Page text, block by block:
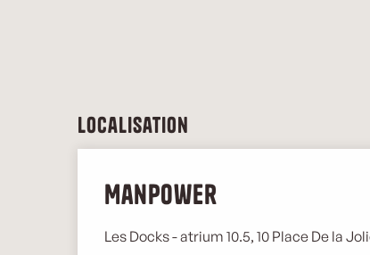
Localisation
Manpower
Les Docks - atrium 10.5, 10 Place De la